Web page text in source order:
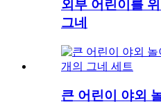
외부 어린이를
그네
큰 어린이 야외